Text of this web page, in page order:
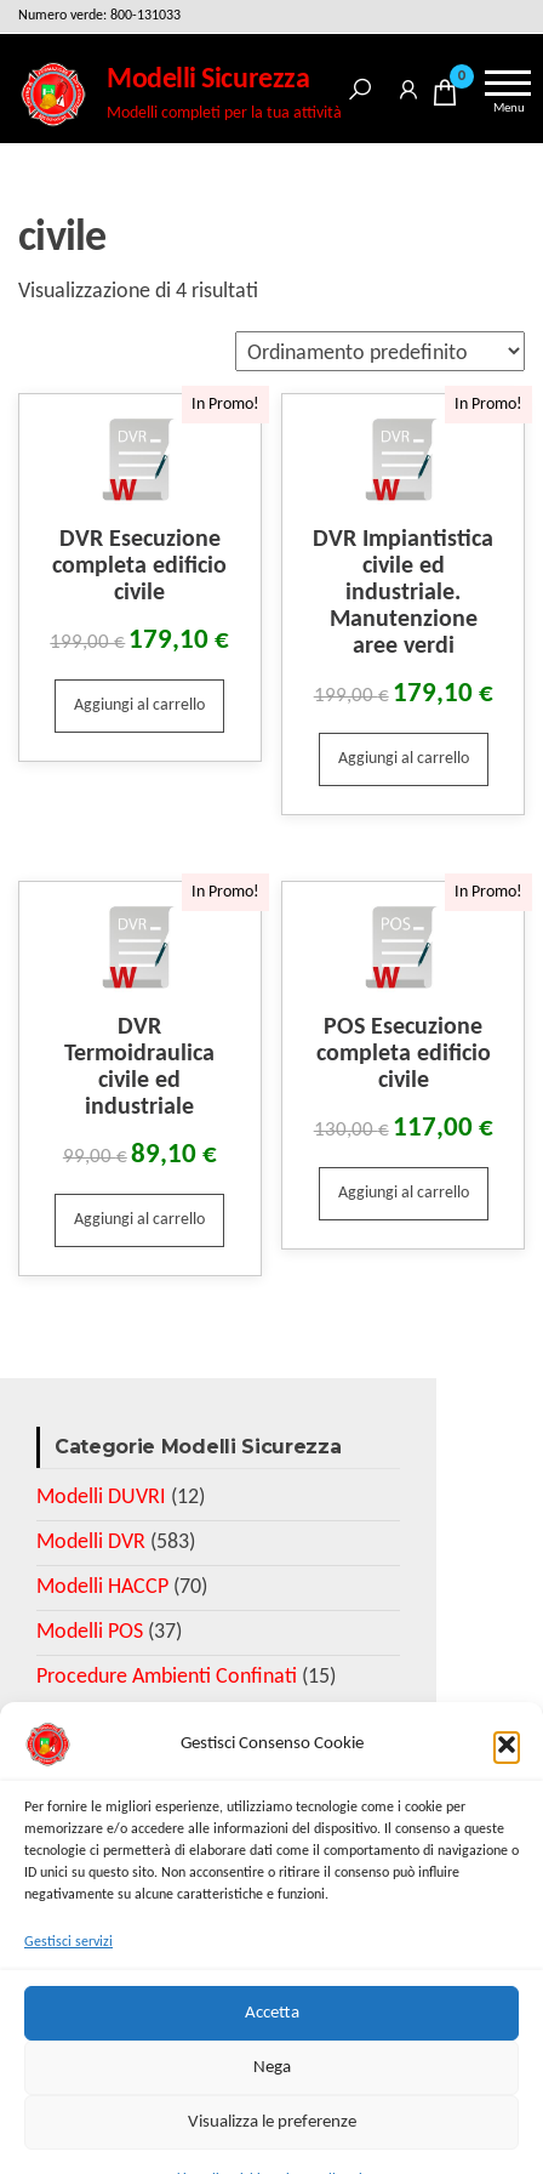
Gestisci Consenso Cookie
Per fornire le migliori esperienze, utilizziamo tecnologie come i cookie per
memorizzare e/o accedere alle informazioni del dispositivo. Il consenso a queste
tecnologie ci permetterà di elaborare dati come il comportamento di navigazione o
ID unici su questo sito. Non acconsentire o ritirare il consenso può influire
negativamente su alcune caratteristiche e funzioni.
Gestisci servizi
Accetta
Nega
Visualizza le preferenze
Salta
vai
contenuto
Numero verde: 800-131033
Modelli Sicurezza
Modelli completi per la tua attività
0
Menu
civile
Visualizzazione di 4 risultati
In Promo!
DVR Esecuzione
completa edificio
civile
199,00€ 179,10€
Aggiungi al carrello
In Promo!
DVR Impiantistica
civile ed
industriale.
Manutenzione
aree verdi
199,00€ 179,10 €
Aggiungi al carrello
In Promo!
DVR
Termoidraulica
civile ed
industriale
99,00€89,10 €
Aggiungi al carrello
In Promo!
POS Esecuzione
completa edificio
civile
130,00€ 117,00 €
Aggiungi al carrello
Categorie Modelli Sicurezza
Modelli DUVRI (12)
Modelli DVR (583)
Modelli HACCP (70)
Modelli POS (37)
Procedure Ambienti Confinati (15)
Richiedi Modello